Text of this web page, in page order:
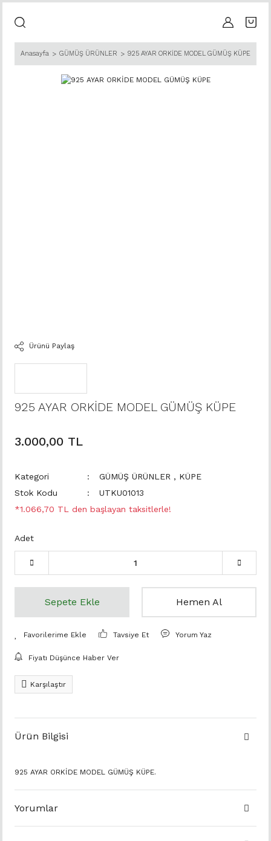
Anasayfa GÜMÜŞ ÜRÜNLER 925 AYAR ORKİDE MODEL GÜMÜŞ KÜPE
Ürünü Paylaş
925 AYAR ORKİDE MODEL GÜMÜŞ KÜPE
3.000,00 TL
Kategori GÜMÜŞ ÜRÜNLER , KÜPE
Stok Kodu
UTKU01013
*1.066,70 TL den başlayan taksitlerle!
Adet
Sepete Ekle Hemen Al
Tavsiye Et Yorum Yaz
Fiyatı Düşünce Haber Ver
Karşılaştır
Ürün Bilgisi
925 AYAR ORKİDE MODEL GÜMÜŞ KÜPE.
Yorumlar